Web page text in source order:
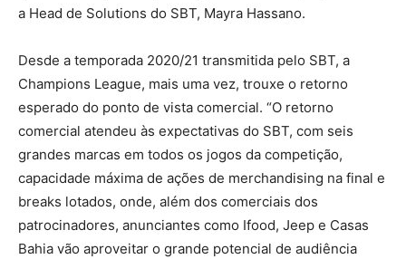
a Head de Solutions do SBT, Mayra Hassano.
Desde a temporada 2020/21 transmitida pelo SBT, a
Champions League, mais uma vez, trouxe o retorno
esperado do ponto de vista comercial. “O retorno
comercial atendeu às expectativas do SBT, com seis
grandes marcas em todos os jogos da competição,
capacidade máxima de ações de merchandising na final e
breaks lotados, onde, além dos comerciais dos
patrocinadores, anunciantes como Ifood, Jeep e Casas
Bahia vão aproveitar o grande potencial de audiência